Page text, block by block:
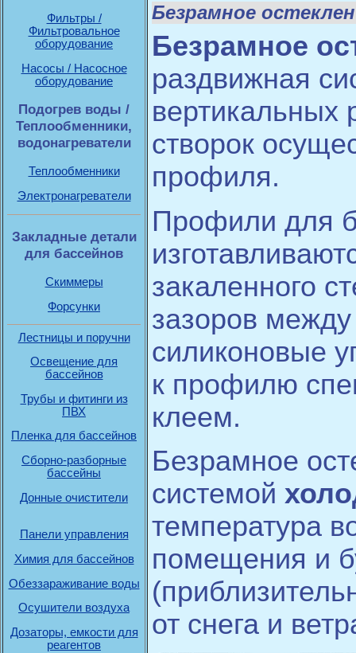
Фильтры /
Фильтровальное
оборудование
Насосы / Насосное
оборудование
Подогрев воды /
Теплообменники,
водонагреватели
Теплообменники
Электронагреватели
Закладные детали
для бассейнов
Скиммеры
Форсунки
Лестницы и поручни
Освещение для
бассейнов
Трубы и фитинги из
ПВХ
Пленка для бассейнов
Сборно-разборные
бассейны
Донные очистители
Панели управления
Химия для бассейнов
Обеззараживание воды
Осушители воздуха
Дозаторы, емкости для
реагентов
Безрамное
Безрамное
раздвижная
створок
профиля.
Профили для
закаленного
зазоров
силиконовые
к профилю
клеем.
Безрамное
системой
температура
помещения и
от снега и